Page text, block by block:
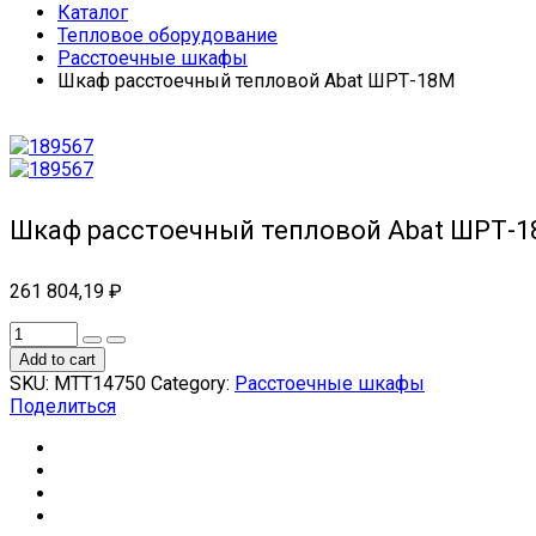
Каталог
Тепловое оборудование
Расстоечные шкафы
Шкаф расстоечный тепловой Abat ШРТ-18М
Шкаф расстоечный тепловой Abat ШРТ-
261 804,19 ₽
Add to cart
SKU: МТТ14750 Category: Расстоечные шкафы
Поделиться